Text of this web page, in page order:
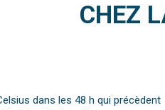
CHEZ
dans les 48 h qui précèdent